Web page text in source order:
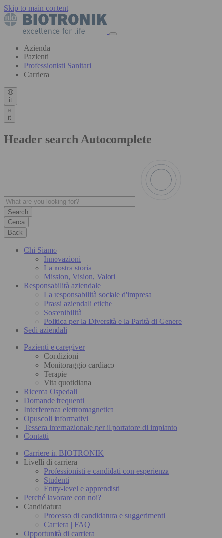
Skip to main content
Azienda
Pazienti
Professionisti Sanitari
Carriera
it
it
Header search Autocomplete
Cerca
Back
Chi Siamo
Innovazioni
La nostra storia
Mission, Vision, Valori
Responsabilità aziendale
La responsabilità sociale d'impresa
Prassi aziendali etiche
Sostenibilità
Politica per la Diversità e la Parità di Genere
Sedi aziendali
Pazienti e caregiver
Condizioni
Monitoraggio cardiaco
Terapie
Vita quotidiana
Ricerca Ospedali
Domande frequenti
Interferenza elettromagnetica
Opuscoli informativi
Tessera internazionale per il portatore di impianto
Contatti
Carriere in BIOTRONIK
Livelli di carriera
Professionisti e candidati con esperienza
Studenti
Entry-level e apprendisti
Perché lavorare con noi?
Candidatura
Processo di candidatura e suggerimenti
Carriera | FAQ
Opportunità di carriera